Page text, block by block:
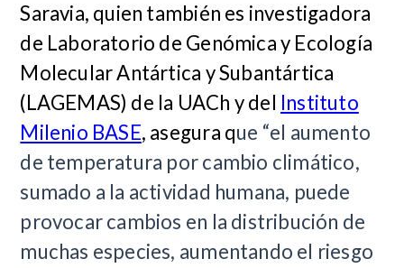
Saravia, quien también es investigadora
de Laboratorio de Genómica y Ecología
Molecular Antártica y Subantártica
(LAGEMAS) de la UACh y del Instituto
Milenio BASE, asegura que “el aumento
de temperatura por cambio climático,
sumado a la actividad humana, puede
provocar cambios en la distribución de
muchas especies, aumentando el riesgo